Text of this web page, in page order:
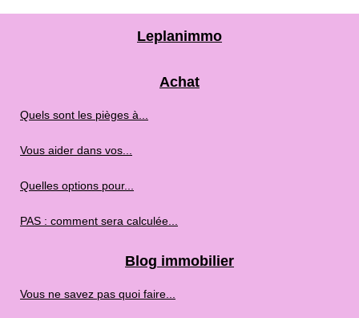
Leplanimmo
Achat
Quels sont les pièges à...
Vous aider dans vos...
Quelles options pour...
PAS : comment sera calculée...
Blog immobilier
Vous ne savez pas quoi faire...